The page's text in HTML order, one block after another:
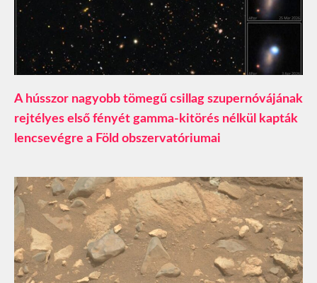
A hússzor nagyobb tömegű csillag szupernóvájának
rejtélyes első fényét gamma-kitörés nélkül kapták
lencsevégre a Föld obszervatóriumai